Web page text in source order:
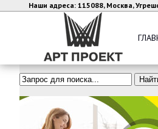
Наши адреса: 115088, Москва,